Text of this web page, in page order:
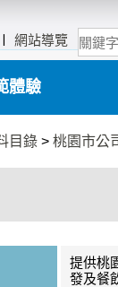
〡網站導覽
體驗
目錄 >桃園市公
提供桃
發及餐